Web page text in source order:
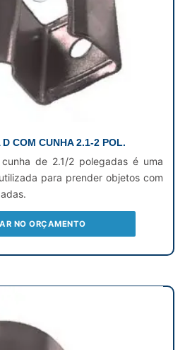
COM CUNHA 2.1-2 POL.
de 2.1/2 polegadas é uma
para prender objetos com
NO ORÇAMENTO